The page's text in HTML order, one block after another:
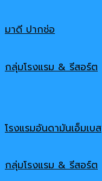
มาดี ปากช่อ
กลุ่มโรงแรม & รีสอร์ต
โรงแรมอันดามันเอ็มเบส
กลุ่มโรงแรม & รีสอร์ต